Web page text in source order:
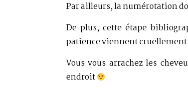
Par ailleurs, la numérotation
De plus, cette étape
patience viennent
Vous vous arrachez les
endroit